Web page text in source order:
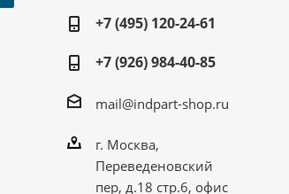
+7 (495) 120-24-61
+7 (926) 984-40-85
mail@indpart-shop.ru
г. Москва,
Переведеновский
пер, д.18 стр.6, офис